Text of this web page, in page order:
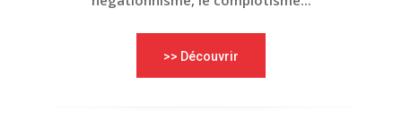
>> Découvrir